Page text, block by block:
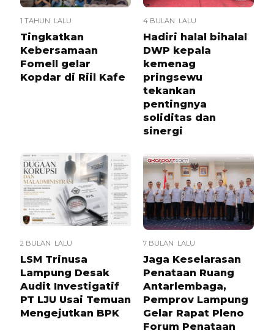
1 TAHUN LALU
Tingkatkan
Kebersamaan
Fomell gelar
Kopdar di Riil Kafe
4 BULAN LALU
Hadiri halal bihalal
DWP kepala
kemenag
pringsewu
tekankan
pentingnya
soliditas dan
sinergi
2 BULAN LALU
LSM Trinusa
Lampung Desak
Audit Investigatif
PT LJU Usai Temuan
Mengejutkan BPK
7 BULAN LALU
Jaga Keselarasan
Penataan Ruang
Antarlembaga,
Pemprov Lampung
Gelar Rapat Pleno
Forum Penataan